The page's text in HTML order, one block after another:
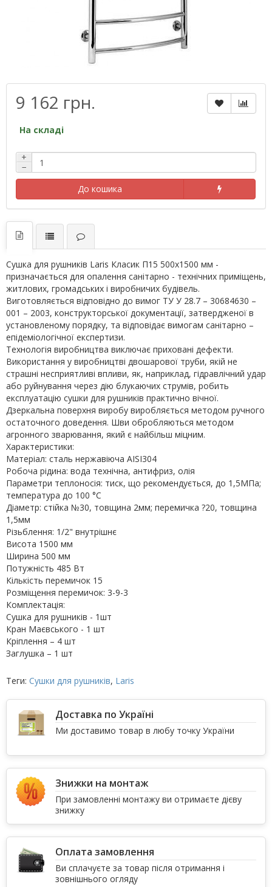
9 162 грн.
На складі
+
−
До кошика
Сушка для рушників Laris Класик П15 500х1500 мм -
призначається для опалення санітарно - технічних приміщень,
житлових, громадських і виробничих будівель.
Виготовляється відповідно до вимог ТУ У 28.7 – 30684630 –
001 – 2003, конструкторської документації, затвердженої в
установленому порядку, та відповідає вимогам санітарно –
епідеміологічної експертизи.
Технологія виробництва виключає приховані дефекти.
Використання у виробництві двошарової труби, якій не
страшні несприятливі впливи, як, наприклад, гідравлічний удар
або руйнування через дію блукаючих струмів, робить
експлуатацію сушки для рушників практично вічної.
Дзеркальна поверхня виробу виробляється методом ручного
остаточного доведення. Шви обробляються методом
агронного зварювання, який є найбільш міцним.
Характеристики:
Матеріал: сталь нержавіюча AISI304
Робоча рідина: вода технічна, антифриз, олія
Параметри теплоносія: тиск, що рекомендується, до 1,5МПа;
температура до 100 °С
Діаметр: стійка №30, товщина 2мм; перемичка ?20, товщина
1,5мм
Різьблення: 1/2" внутрішнє
Висота 1500 мм
Ширина 500 мм
Потужність 485 Вт
Кількість перемичок 15
Розміщення перемичок: 3-9-3
Комплектація:
Сушка для рушників - 1шт
Кран Маєвського - 1 шт
Кріплення – 4 шт
Заглушка – 1 шт
Теги: Сушки для рушників, Laris
Доставка по Україні
Ми доставимо товар в любу точку України
Знижки на монтаж
При замовленні монтажу ви отримаєте дієву
знижку
Оплата замовлення
Ви сплачуєте за товар після отримання і
зовнішнього огляду